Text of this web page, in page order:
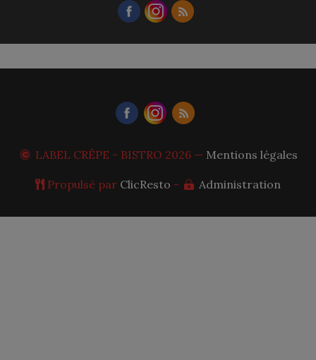
LABEL CRÊPE - BISTRO 2026 — Mentions légales
Propulsé par ClicResto - Administration